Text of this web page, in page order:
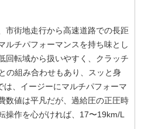
市街地走行から高速道路での長距
ルチパフォーマンスを持ち味とし
回転域から扱いやすく、クラッチ
の組み合わせもあり、スッと身
、イージーにマルチパフォーマ
数値は平凡だが、過給圧の正圧時
操作を心がければ、17〜19km/L